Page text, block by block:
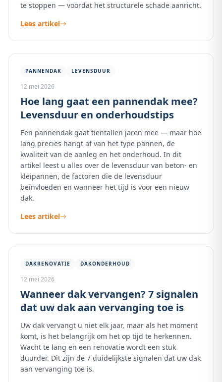
te stoppen — voordat het structurele schade aanricht.
Lees artikel
PANNENDAK LEVENSDUUR
12 mei 2026
Hoe lang gaat een pannendak mee?
Levensduur en onderhoudstips
Een pannendak gaat tientallen jaren mee — maar hoe
lang precies hangt af van het type pannen, de
kwaliteit van de aanleg en het onderhoud. In dit
artikel leest u alles over de levensduur van beton- en
kleipannen, de factoren die de levensduur
beïnvloeden en wanneer het tijd is voor een nieuw
dak.
Lees artikel
DAKRENOVATIE DAKONDERHOUD
12 mei 2026
Wanneer dak vervangen? 7 signalen
dat uw dak aan vervanging toe is
Uw dak vervangt u niet elk jaar, maar als het moment
komt, is het belangrijk om het op tijd te herkennen.
Wacht te lang en een renovatie wordt een stuk
duurder. Dit zijn de 7 duidelijkste signalen dat uw dak
aan vervanging toe is.